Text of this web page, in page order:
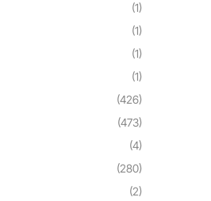
(1)
(1)
(1)
(1)
(426)
(473)
(4)
(280)
(2)